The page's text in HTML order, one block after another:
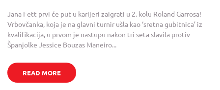
Jana Fett prvi će put u karijeri zaigrati u 2. kolu Roland Garrosa!
Vrbovčanka, koja je na glavni turnir ušla kao ‘sretna gubitnica’ iz
kvalifikacija, u prvom je nastupu nakon tri seta slavila protiv
Španjolke Jessice Bouzas Maneiro...
READ MORE